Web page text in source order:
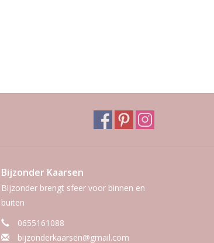
Bijzonder Kaarsen
Bijzonder brengt sfeer voor binnen en
buiten
0655161088
bijzonderkaarsen@gmail.com